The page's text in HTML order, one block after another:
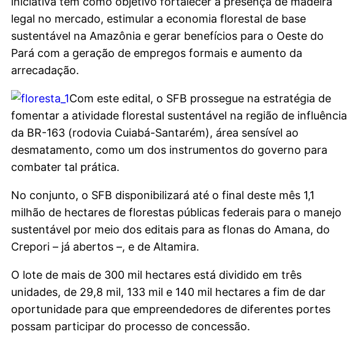
legal no mercado, estimular a economia florestal de base
sustentável na Amazônia e gerar benefícios para o Oeste do
Pará com a geração de empregos formais e aumento da
arrecadação.
Com este edital, o SFB prossegue na estratégia de
fomentar a atividade florestal sustentável na região de influência
da BR-163 (rodovia Cuiabá-Santarém), área sensível ao
desmatamento, como um dos instrumentos do governo para
combater tal prática.
No conjunto, o SFB disponibilizará até o final deste mês 1,1
milhão de hectares de florestas públicas federais para o manejo
sustentável por meio dos editais para as flonas do Amana, do
Crepori – já abertos –, e de Altamira.
O lote de mais de 300 mil hectares está dividido em três
unidades, de 29,8 mil, 133 mil e 140 mil hectares a fim de dar
oportunidade para que empreendedores de diferentes portes
possam participar do processo de concessão.